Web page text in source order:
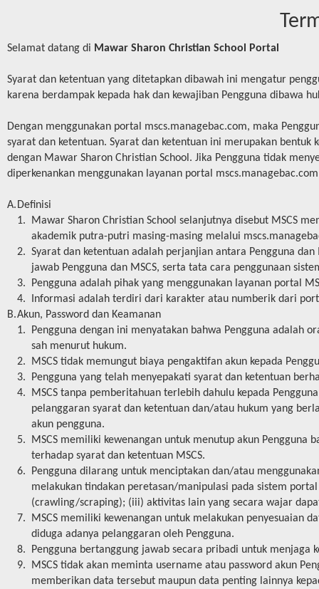
Selamat datang di Mawar Sharon Christian School Portal
Syarat dan ketentuan yang ditetapkan dibawah ini mengatur
karena berdampak kepada hak dan kewajiban Pengguna dibawa
Dengan menggunakan portal mscs.managebac.com, maka
syarat dan ketentuan. Syarat dan ketentuan ini merupakan
dengan Mawar Sharon Christian School. Jika Pengguna tidak
diperkenankan menggunakan layanan portal
A. Definisi
1.
Mawar Sharon Christian School selanjutnya disebut MSCS
akademik putra-putri masing-masing melalui
2. Syarat dan ketentuan adalah perjanjian antara Pengguna
jawab Pengguna dan MSCS, serta tata cara penggunaan
3.
Pengguna adalah pihak yang menggunakan layanan portal
4.
Informasi adalah terdiri dari karakter atau numberik dari
B.Akun, Password dan Keamanan
1.
Pengguna dengan ini menyatakan bahwa Pengguna adalah
sah menurut hukum.
2.
MSCS tidak memungut biaya pengaktifan akun kepada
3.
Pengguna yang telah menyepakati syarat dan ketentuan
4.
MSCS tanpa pemberitahuan terlebih dahulu kepada
pelanggaran syarat dan ketentuan dan/atau hukum yang
akun pengguna.
5.
MSCS memiliki kewenangan untuk menutup akun
terhadap syarat dan ketentuan MSCS.
6.
Pengguna dilarang untuk menciptakan dan/atau
melakukan tindakan peretasan/manipulasi pada sistem
(crawling/scraping); (iii) aktivitas lain yang secara wajar
7.
MSCS memiliki kewenangan untuk melakukan penyesuaian
diduga adanya pelanggaran oleh Pengguna.
8.
Pengguna bertanggung jawab secara pribadi untuk
9.
MSCS tidak akan meminta username atau password akun
memberikan data tersebut maupun data penting lainnya